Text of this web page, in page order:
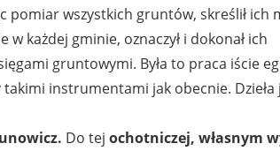
wszystkich gruntów, skreślił ich
każdej gminie, oznaczył i dokonał ich
gruntowymi. Była to praca iście
instrumentami jak obecnie. Dzieła
Do tej ochotniczej, własnym